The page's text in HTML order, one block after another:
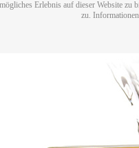
Erlebnis auf dieser Website
zu.